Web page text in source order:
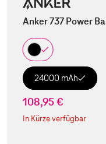
Anker 737 Power
24000 mAh
108,95 €
In Kürze verfügbar